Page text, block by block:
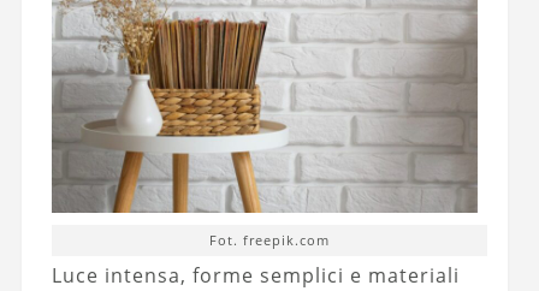
Fot. freepik.com
Luce intensa, forme semplici e materiali